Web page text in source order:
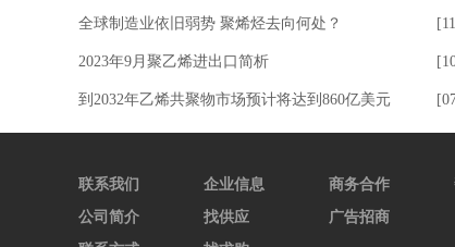
SBS 792 12500.00 0.00
溶聚丁苯2003 17750.00
中韩丁烯-1 7300.00 0.00
丁二烯 10350.00 1.22
浙江丁烯-1 7300.00 0.00
全球制造业依旧弱势 聚烯烃去向何处？
2023年9月聚乙烯进出口简析
到2032年乙烯共聚物市场预计将达到860亿美元
联系我们
公司简介
企业信息
找供应
商务合作
广告招商